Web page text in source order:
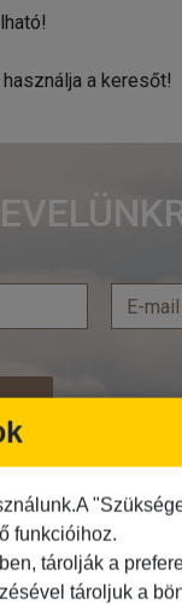
használja a keresőt!
funkcióihoz.
tárolják a
tároljuk a